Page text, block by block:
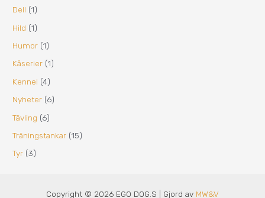
Dell (1)
Hild (1)
Humor (1)
Kåserier (1)
Kennel (4)
Nyheter (6)
Tävling (6)
Träningstankar (15)
Tyr (3)
Copyright © 2026 EGO DOG.S | Gjord av MW&V